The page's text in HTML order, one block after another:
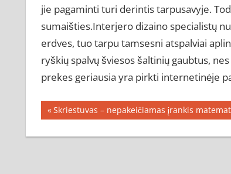
jie pagaminti turi derintis tarpusavyje.
sumaišties.Interjero dizaino specialistų
erdves, tuo tarpu tamsesni atspalviai
ryškių spalvų šviesos šaltinių gaubtus,
prekes geriausia yra pirkti internetinėje
Navigacija
tarp
Previous
Post:
Skriestuvas – nepakeičiamas įrankis